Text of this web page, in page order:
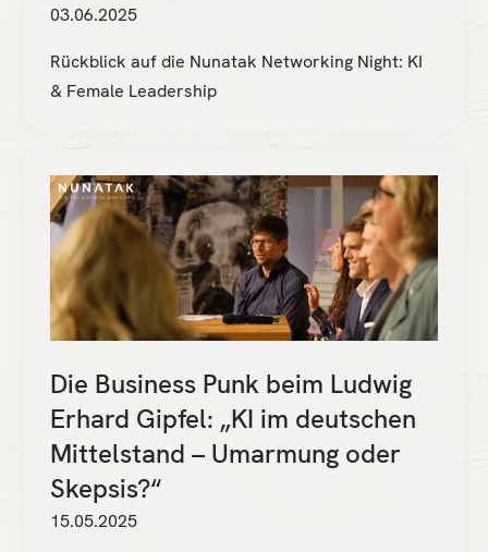
03.06.2025
Rückblick auf die Nunatak Networking Night: KI
& Female Leadership
Die Business Punk beim Ludwig
Erhard Gipfel: „KI im deutschen
Mittelstand – Umarmung oder
Skepsis?“
15.05.2025